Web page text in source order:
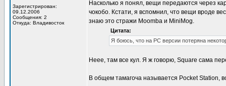
Зарегистрирован:
09.12.2006
Сообщения: 2
Откуда: Владивосток
Насколько я понял, вещи передаются через
чокобо. Кстати, я вспомнил, что вещи вроде
знаю это стражи Moomba и MiniMog.
Цитата:
Я боюсь, что на PC версии потеряна
Неее, там все кул. Я ж говорю, Square сама
В общем тамагоча называется Pocket Station,